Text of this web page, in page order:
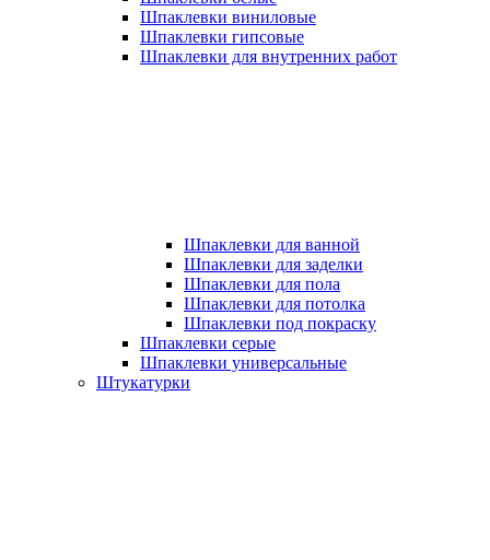
Шпаклевки виниловые
Шпаклевки гипсовые
Шпаклевки для внутренних работ
Шпаклевки для ванной
Шпаклевки для заделки
Шпаклевки для пола
Шпаклевки для потолка
Шпаклевки под покраску
Шпаклевки серые
Шпаклевки универсальные
Штукатурки